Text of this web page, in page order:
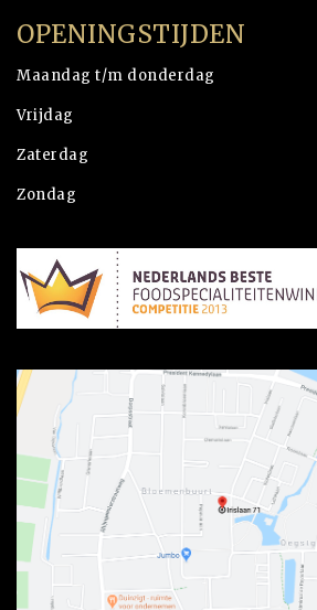
OPENINGSTIJDEN
Maandag t/m donderdag
Vrijdag
Zaterdag
Zondag